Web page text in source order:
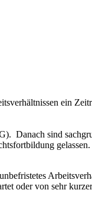
ein
Danach sind
oder von sehr